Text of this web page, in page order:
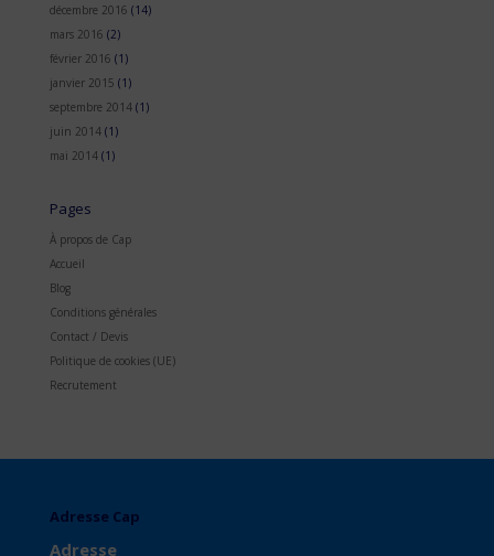
décembre 2016 (14)
mars 2016 (2)
février 2016 (1)
janvier 2015 (1)
septembre 2014(1)
juin 2014(1)
mai 2014(1)
Pages
À propos de Cap
Accueil
Blog
Conditions générales
Contact / Devis
Politique de cookies (UE)
Recrutement
Adresse Cap
Adresse